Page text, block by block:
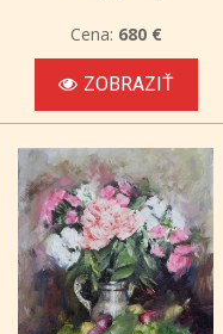
Cena: 680 €
ZOBRAZIŤ